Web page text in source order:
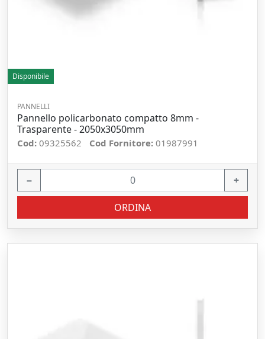
Disponibile
PANNELLI
Pannello policarbonato compatto 8mm -
Trasparente - 2050x3050mm
Cod: 09325562 Cod Fornitore: 01987991
− +
ORDINA